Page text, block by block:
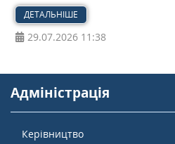
ДЕТАЛЬНІШЕ
29.07.2026 11:38
Адміністрація
Керівництво